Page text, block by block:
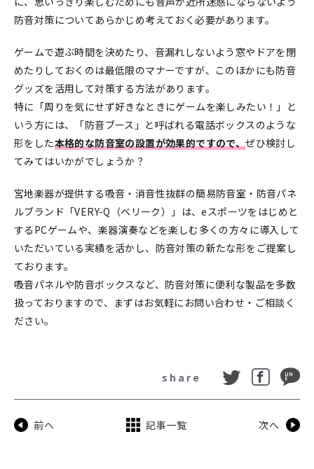
防音対策についてあらかじめ考えておく必要があります。
ゲームで遊ぶ時間を決めたり、音漏れしないよう窓やドアを閉
めたりしておくのは最低限のマナーですが、このほかにも防音
グッズを活用して対策する方法があります。
特に「周りを気にせず好きなときにゲームを楽しみたい！」と
いう方には、「防音ブース」と呼ばれる電話ボックスのような
形をした本格的な防音室の設置が効果的ですので、ぜひ検討し
てみてはいかがでしょうか？
宮地楽器が提供する吸音・消音性抜群の簡易防音室・防音パネ
ルブランド「VERY-Q（ベリーク）」は、eスポーツをはじめと
するPCゲームや、楽器演奏などを楽しむ多くの方々に導入して
いただいている実績を活かし、防音対策の新たな形をご提案し
ております。
吸音パネルや防音ボックスなど、防音対策に便利な製品を多数
扱っておりますので、まずはお気軽にお問い合わせ・ご相談く
ださい。
share
前へ 記事一覧 次へ